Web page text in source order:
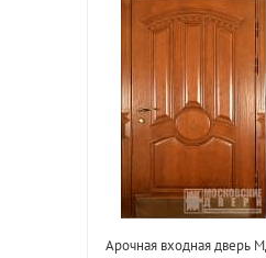
Арочная входная дверь